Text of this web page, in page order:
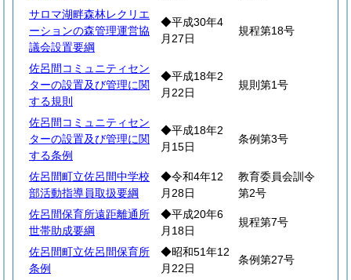
サロマ湖畔森林レクリエ
ーションの森管理運営協
議会設置要綱
◆平成30年4
月27日
規程第18号
佐呂間コミュニティセン
ターの設置及び管理に関
する規則
◆平成18年2
月22日
規則第1号
佐呂間コミュニティセン
ターの設置及び管理に関
する条例
◆平成18年2
月15日
条例第3号
佐呂間町立佐呂間中学校
部活動指導員取扱要綱
◆令和4年12
月28日
教育委員会訓令
第2号
佐呂間保育所遠距離通所
世帯助成要綱
◆平成20年6
月18日
規程第7号
佐呂間町立佐呂間保育所
条例
◆昭和51年12
月22日
条例第27号